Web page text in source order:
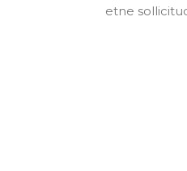
etne